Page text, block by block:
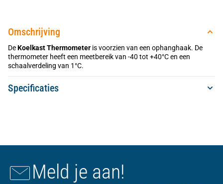
Omschrijving
DeKoelkast Thermometer is voorzien van een ophanghaak. De
thermometer heeft een meetbereik van -40 tot +40°C en een
schaalverdeling van 1°C.
Specificaties
Meld je aan!